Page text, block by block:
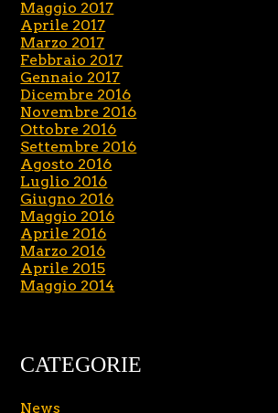
Maggio 2017
Aprile 2017
Marzo 2017
Febbraio 2017
Gennaio 2017
Dicembre 2016
Novembre 2016
Ottobre 2016
Settembre 2016
Agosto 2016
Luglio 2016
Giugno 2016
Maggio 2016
Aprile 2016
Marzo 2016
Aprile 2015
Maggio 2014
CATEGORIE
News